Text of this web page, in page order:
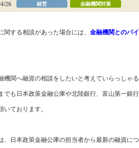
26 経営 金融機関対策
関する相談があった場合には、 金融機関とのパ
機関へ融資の相談をしたいと考えていらっしゃ
でも日本政策金融公庫や北陸銀行、富山第一銀
いております。
、日本政策金融公庫の担当者から最新の融資に